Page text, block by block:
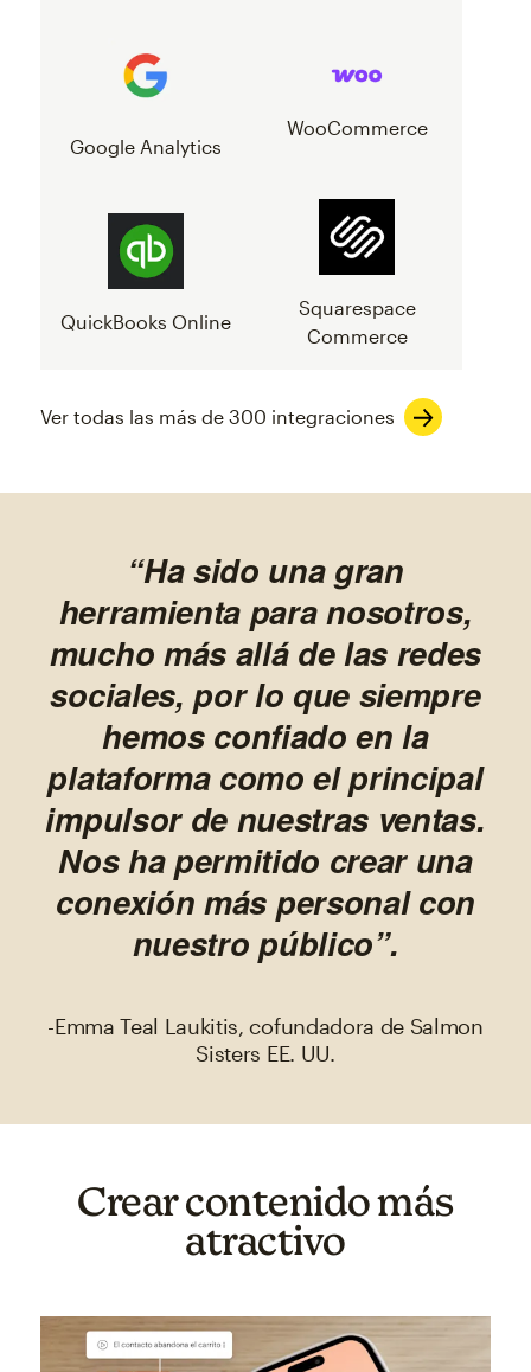
Google Analytics
WooCommerce
QuickBooks Online
Squarespace
Commerce
Ver todas las más de 300 integraciones
“Ha sido una gran
herramienta para nosotros,
mucho más allá de las redes
sociales, por lo que siempre
hemos confiado en la
plataforma como el principal
impulsor de nuestras ventas.
Nos ha permitido crear una
conexión más personal con
nuestro público”.
-Emma Teal Laukitis, cofundadora de Salmon
Sisters EE. UU.
Crear contenido más
atractivo